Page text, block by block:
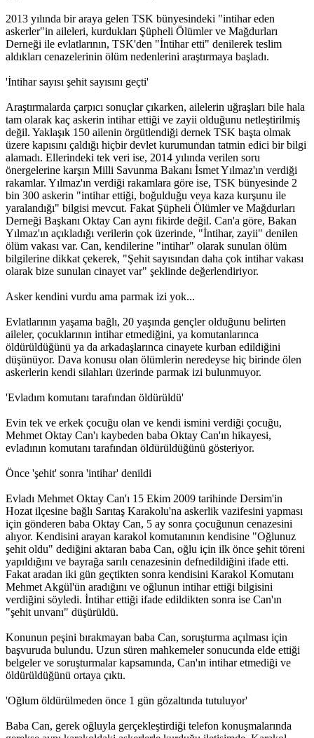
2013 yılında bir araya gelen TSK bünyesindeki "intihar eden
askerler"in aileleri, kurdukları Şüpheli Ölümler ve Mağdurları
Derneği ile evlatlarının, TSK'den "İntihar etti" denilerek teslim
aldıkları cenazelerinin ölüm nedenlerini araştırmaya başladı.
'İntihar sayısı şehit sayısını geçti'
Araştırmalarda çarpıcı sonuçlar çıkarken, ailelerin uğraşları bile hala
tam olarak kaç askerin intihar ettiği ve zayii olduğunu netleştirilmiş
değil. Yaklaşık 150 ailenin örgütlendiği dernek TSK başta olmak
üzere kapısını çaldığı hiçbir devlet kurumundan tatmin edici bir bilgi
alamadı. Ellerindeki tek veri ise, 2014 yılında verilen soru
önergelerine karşın Milli Savunma Bakanı İsmet Yılmaz'ın verdiği
rakamlar. Yılmaz'ın verdiği rakamlara göre ise, TSK bünyesinde 2
bin 300 askerin "intihar ettiği, boğulduğu veya kaza kurşunu ile
yaralandığı" bilgisi mevcut. Fakat Şüpheli Ölümler ve Mağdurları
Derneği Başkanı Oktay Can aynı fikirde değil. Can'a göre, Bakan
Yılmaz'ın açıkladığı verilerin çok üzerinde, "İntihar, zayii" denilen
ölüm vakası var. Can, kendilerine "intihar" olarak sunulan ölüm
bilgilerine dikkat çekerek, "Şehit sayısından daha çok intihar vakası
olarak bize sunulan cinayet var" şeklinde değerlendiriyor.
Asker kendini vurdu ama parmak izi yok...
Evlatlarının yaşama bağlı, 20 yaşında gençler olduğunu belirten
aileler, çocuklarının intihar etmediğini, ya komutanlarınca
öldürüldüğünü ya da arkadaşlarınca cinayete kurban edildiğini
düşünüyor. Dava konusu olan ölümlerin neredeyse hiç birinde ölen
askerlerin kendi silahları üzerinde parmak izi bulunmuyor.
'Evladım komutanı tarafından öldürüldü'
Evin tek ve erkek çocuğu olan ve kendi ismini verdiği çocuğu,
Mehmet Oktay Can'ı kaybeden baba Oktay Can'ın hikayesi,
evladının komutanı tarafından öldürüldüğünü gösteriyor.
Önce 'şehit' sonra 'intihar' denildi
Evladı Mehmet Oktay Can'ı 15 Ekim 2009 tarihinde Dersim'in
Hozat ilçesine bağlı Sarıtaş Karakolu'na askerlik vazifesini yapması
için gönderen baba Oktay Can, 5 ay sonra çocuğunun cenazesini
alıyor. Kendisini arayan karakol komutanının kendisine "Oğlunuz
şehit oldu" dediğini aktaran baba Can, oğlu için ilk önce şehit töreni
yapıldığını ve bayrağa sarılı cenazesinin defnedildiğini ifade etti.
Fakat aradan iki gün geçtikten sonra kendisini Karakol Komutanı
Mehmet Akgül'ün aradığını ve oğlunun intihar ettiği bilgisini
verdiğini söyledi. İntihar ettiği ifade edildikten sonra ise Can'ın
"şehit unvanı" düşürüldü.
Konunun peşini bırakmayan baba Can, soruşturma açılması için
başvuruda bulundu. Uzun süren mahkemeler sonucunda elde ettiği
belgeler ve soruşturmalar kapsamında, Can'ın intihar etmediği ve
öldürüldüğünü ortaya çıktı.
'Oğlum öldürülmeden önce 1 gün gözaltında tutuluyor'
Baba Can, gerek oğluyla gerçekleştirdiği telefon konuşmalarında